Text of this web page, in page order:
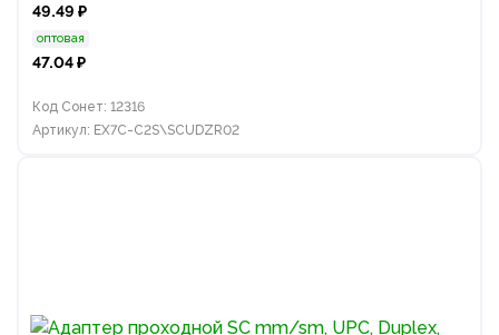
49.49 ₽
оптовая
47.04 ₽
Код Сонет: 12316
Артикул: EX7C-C2S\SCUDZR02